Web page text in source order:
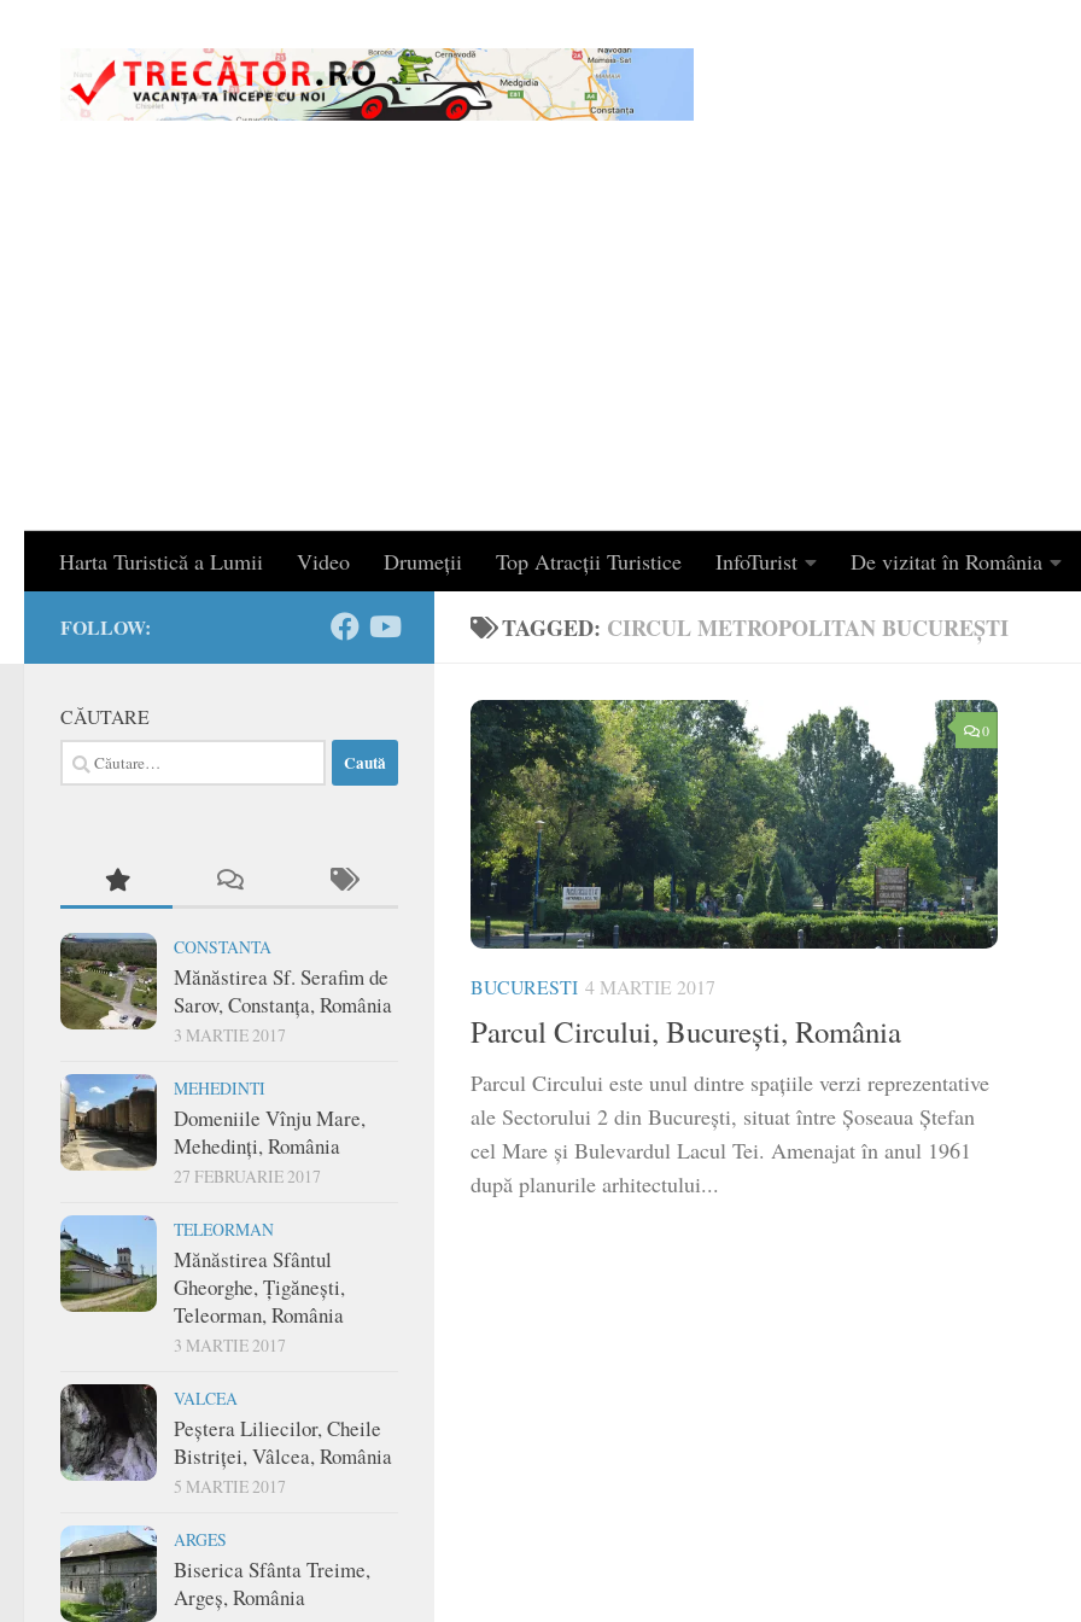
Harta Turistică a Lumii Video Drumeții Top Atracții Turistice InfoTurist De vizitat în România
TAGGED: CIRCUL METROPOLITAN BUCUREȘTI
0
BUCURESTI 4 MARTIE 2017
Parcul Circului, București, România
Parcul Circului este unul dintre spațiile verzi reprezentative
ale Sectorului 2 din București, situat între Șoseaua Ștefan
cel Mare și Bulevardul Lacul Tei. Amenajat în anul 1961
după planurile arhitectului...
FOLLOW:
CĂUTARE
Caută
după:
CONSTANTA
Mănăstirea Sf. Serafim de
Sarov, Constanța, România
3 MARTIE 2017
MEHEDINTI
Domeniile Vînju Mare,
Mehedinți, România
27 FEBRUARIE 2017
TELEORMAN
Mănăstirea Sfântul
Gheorghe, Țigănești,
Teleorman, România
3 MARTIE 2017
VALCEA
Peștera Liliecilor, Cheile
Bistriței, Vâlcea, România
5 MARTIE 2017
ARGES
Biserica Sfânta Treime,
Argeș, România